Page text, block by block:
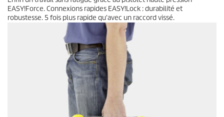
EASY!Force. Connexions rapides EASY!Lock : durabilité et
robustesse. 5 fois plus rapide qu'avec un raccord vissé.